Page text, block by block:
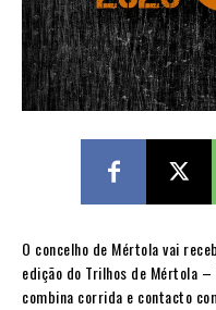
O concelho de Mértola vai
edição do Trilhos de Mértola
combina corrida e contacto